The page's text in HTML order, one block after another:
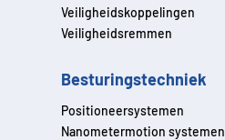
Veiligheidskoppelingen
Veiligheidsremmen
Besturingstechniek
Positioneersystemen
Nanometermotion systemen